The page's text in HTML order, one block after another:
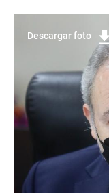
Descargar foto